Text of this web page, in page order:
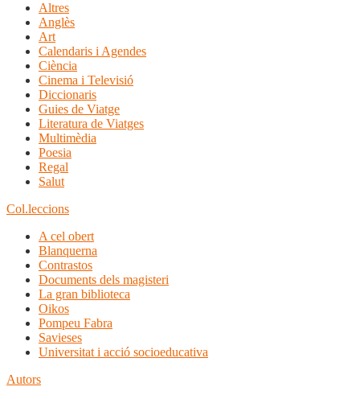
Altres
Anglès
Art
Calendaris i Agendes
Ciència
Cinema i Televisió
Diccionaris
Guies de Viatge
Literatura de Viatges
Multimèdia
Poesia
Regal
Salut
Col.leccions
A cel obert
Blanquerna
Contrastos
Documents dels magisteri
La gran biblioteca
Oikos
Pompeu Fabra
Savieses
Universitat i acció socioeducativa
Autors